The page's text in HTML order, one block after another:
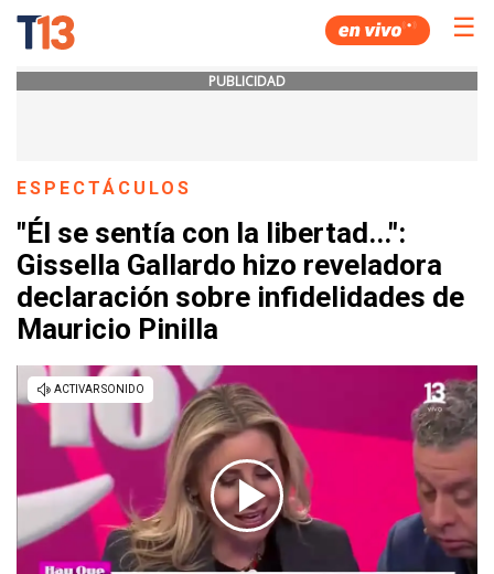
☰
PUBLICIDAD
ESPECTÁCULOS
"Él se sentía con la libertad...":
Gissella Gallardo hizo reveladora
declaración sobre infidelidades de
Mauricio Pinilla